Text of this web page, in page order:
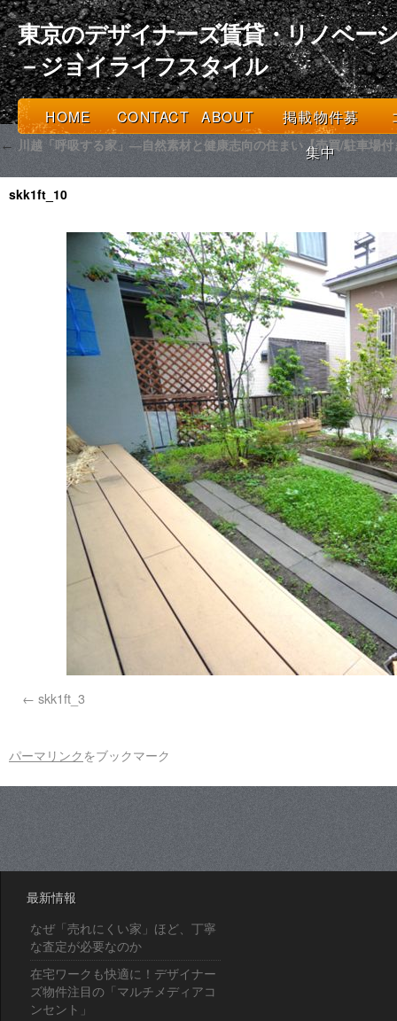
東京のデザイナーズ賃貸・リノベー
－ジョイライフスタイル
HOME CONTACT ABOUT
掲載物件募
集中
← 川越「呼吸する家」―自然素材と健康志向の住まい【売買/駐車場付
skk1ft_10
skk1ft_3
パーマリンクをブックマーク
最新情報
なぜ「売れにくい家」ほど、丁寧
な査定が必要なのか
在宅ワークも快適に！デザイナー
ズ物件注目の「マルチメディアコ
ンセント」